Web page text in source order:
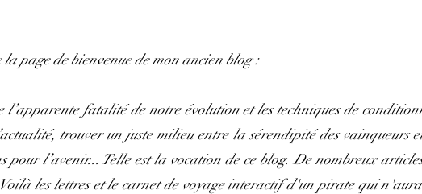
la page de bienvenue de mon ancien blog :
fatalité de notre évolution et les techniques de
trouver un juste milieu entre la sérendipité des vainqueurs
pour l’avenir... Telle est la vocation de ce blog. De nombreux
les lettres et le carnet de voyage interactif d'un pirate qui n'aura